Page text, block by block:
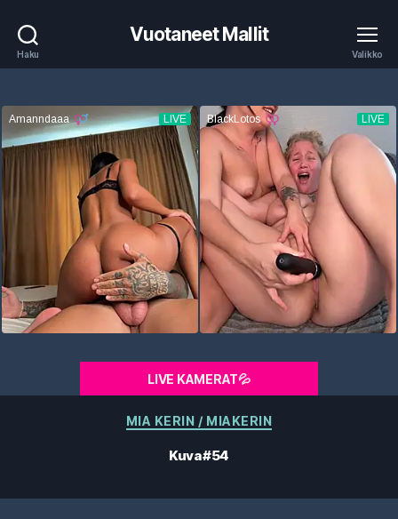
Haku
Vuotaneet Mallit
Valikko
LIVE KAMERAT💦
Kategoriat
MIA KERIN / MIAKERIN
Kuva #54